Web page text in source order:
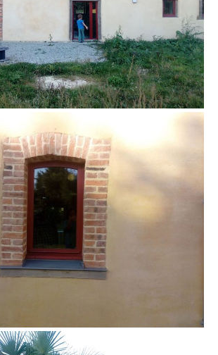
Terre Crue Ghislain Maetz4
corps d’enduit terre stabilisé à la
Terre Crue Ghislain Maetz5